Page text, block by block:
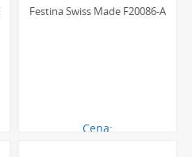
Festina Swiss Made F20086-A
Cena: